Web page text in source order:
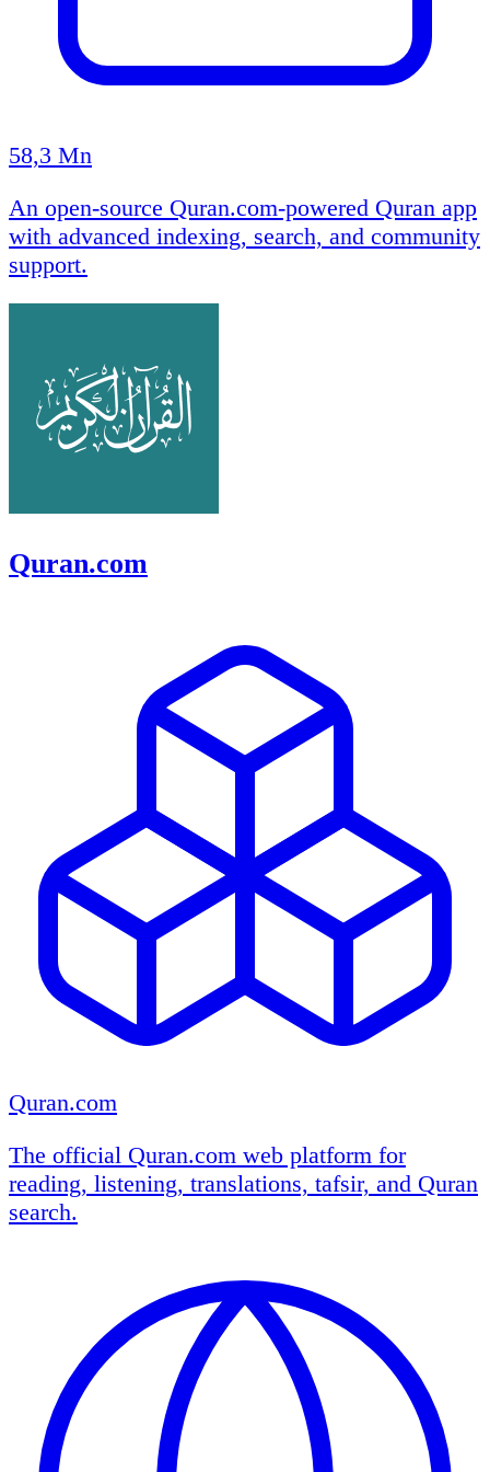
58,3 Mn
An open-source Quran.com-powered Quran app
with advanced indexing, search, and community
support.
Quran.com
Quran.com
The official Quran.com web platform for
reading, listening, translations, tafsir, and Quran
search.